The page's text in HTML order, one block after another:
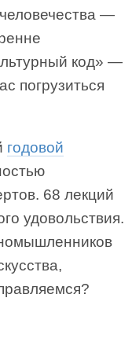
—
код» —
погрузиться
годовой
68 лекций
удовольствия.